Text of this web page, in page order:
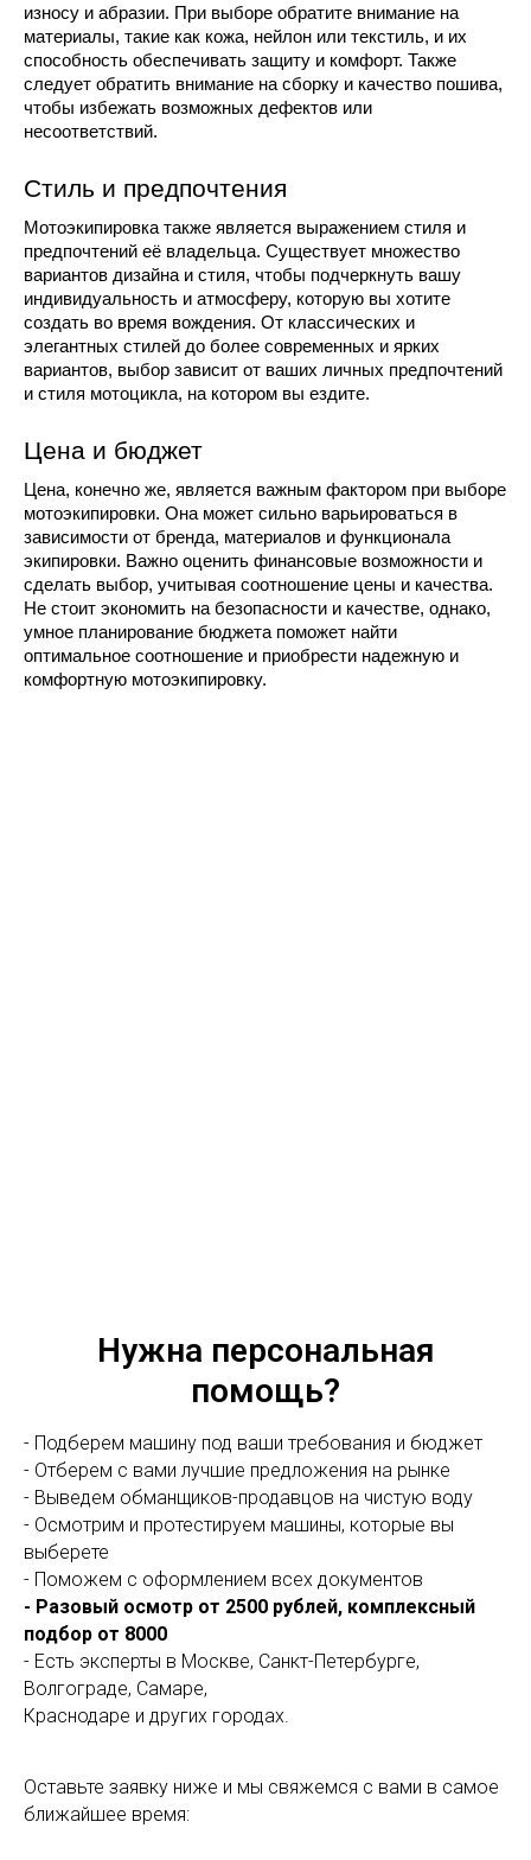
износу и абразии. При выборе обратите внимание на
материалы, такие как кожа, нейлон или текстиль, и их
способность обеспечивать защиту и комфорт. Также
следует обратить внимание на сборку и качество пошива,
чтобы избежать возможных дефектов или
несоответствий.
Стиль и предпочтения
Мотоэкипировка также является выражением стиля и
предпочтений её владельца. Существует множество
вариантов дизайна и стиля, чтобы подчеркнуть вашу
индивидуальность и атмосферу, которую вы хотите
создать во время вождения. От классических и
элегантных стилей до более современных и ярких
вариантов, выбор зависит от ваших личных предпочтений
и стиля мотоцикла, на котором вы ездите.
Цена и бюджет
Цена, конечно же, является важным фактором при выборе
мотоэкипировки. Она может сильно варьироваться в
зависимости от бренда, материалов и функционала
экипировки. Важно оценить финансовые возможности и
сделать выбор, учитывая соотношение цены и качества.
Не стоит экономить на безопасности и качестве, однако,
умное планирование бюджета поможет найти
оптимальное соотношение и приобрести надежную и
комфортную мотоэкипировку.
Нужна персональная
помощь?
- Подберем машину под ваши требования и бюджет
- Отберем с вами лучшие предложения на рынке
- Выведем обманщиков-продавцов на чистую воду
- Осмотрим и протестируем машины, которые вы
выберете
- Поможем с оформлением всех документов
- Разовый осмотр от 2500 рублей, комплексный
подбор от 8000
- Есть эксперты в Москве, Санкт-Петербурге,
Волгограде, Самаре,
Краснодаре и других городах.
Оставьте заявку ниже и мы свяжемся с вами в самое
ближайшее время: